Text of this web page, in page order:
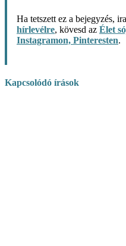
Ha tetszett ez a bejegyzés,
hírlevélre, kövesd az Élet
Instagramon, Pinteresten.
Kapcsolódó írások